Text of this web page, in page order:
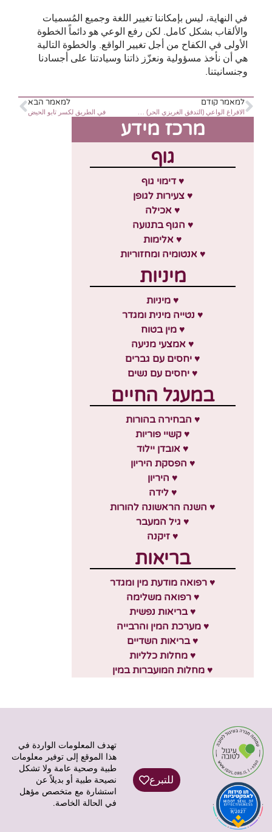
في النهاية، ليس بإمكاننا تغيير اللغة وجميع المُسميات
والألقاب بشكل كامل. لكن رفع الوعي هو دائماً الخطوة
الأولى في الكفاح من أجل تغيير الواقع. والخطوة التالية
هي أن نأخذ مسؤولية ونعزّز ذاتنا وسيادتنا على أجسادنا
وجنسانيتنا.
למאמר קודם
الافراغ الواعي (التدفق الغريزي الحر) ، ما هو؟
למאמר הבא
في الطريق لكسر تابو الحيض
מרכז מידע
גוף
♥ דימוי גוף
♥ צעירות לגופן
♥ אכילה
♥ הגוף בתנועה
♥ אלימות
♥ אנטומיה ומחזוריות
מיניות
♥ מיניות
♥ נטייה מינית ומגדר
♥ מין בטוח
♥ אמצעי מניעה
♥ יחסים עם גברים
♥ יחסים עם נשים
במעגל החיים
♥ הבחירה בהורות
♥ קשיי פוריות
♥ אובדן יילוד
♥ הפסקת היריון
♥ היריון
♥ לידה
♥ השנה הראשונה להורות
♥ גיל המעבר
♥ זיקנה
בריאות
♥ רפואה מודעת מין ומגדר
♥ רפואה משלימה
♥ בריאות נפשית
♥ מערכת המין והרבייה
♥ בריאות השדיים
♥ מחלות כלליות
♥ מחלות המועברות במין
للتبرع
تهدف المعلومات الواردة في
هذا الموقع إلى توفير معلومات
طبية وصحية عامة ولا تشكل
نصيحة طبية أو بديلاً عن
استشارة مع متخصص مؤهل
في الحالة الخاصة.